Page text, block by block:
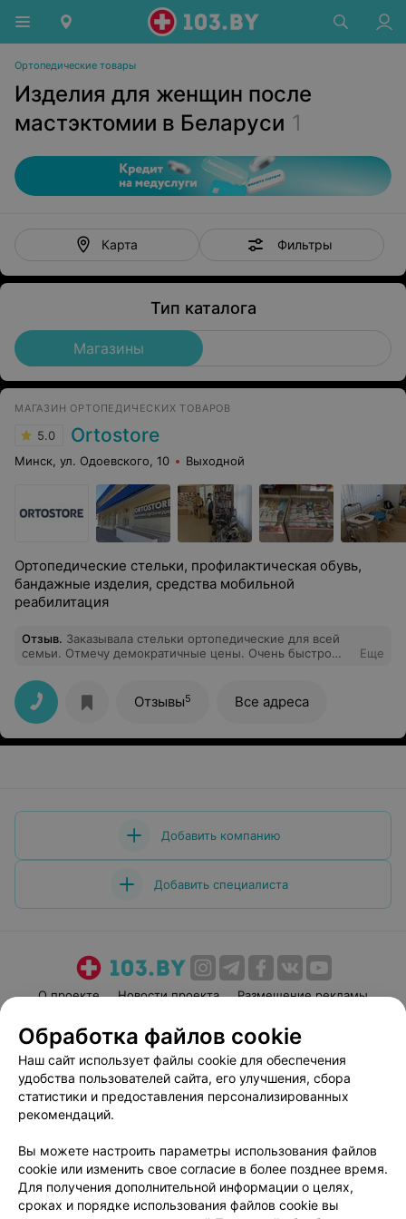
Ортопедические товары
Изделия для женщин после
мастэктомии в Беларуси 1
Карта Фильтры
Тип каталога
Магазины
МАГАЗИН ОРТОПЕДИЧЕСКИХ ТОВАРОВ
5.0 Ortostore
Минск, ул. Одоевского, 10 Выходной
Ортопедические стельки, профилактическая обувь,
бандажные изделия, средства мобильной
реабилитация
Отзыв. Заказывала стельки ортопедические для всей
семьи. Отмечу демократичные цены. Очень быстро
Буду вашим постоянным клиентом.
Еще
Отзывы5 Все адреса
Добавить компанию
Добавить специалиста
О проекте Новости проекта
Размещение рекламы
Пользовательское соглашение
Способы оплаты
Вакансии
Партнеры
Написать руководителю 103.by
Персональные настройки cookie
Обработка персональных данных
Обработка файлов cookie
Наш сайт использует файлы cookie для обеспечения
удобства пользователей сайта, его улучшения, сбора
статистики и предоставления персонализированных
рекомендаций.
Вы можете настроить параметры использования файлов
cookie или изменить свое согласие в более позднее время.
Для получения дополнительной информации о целях,
сроках и порядке использования файлов cookie вы